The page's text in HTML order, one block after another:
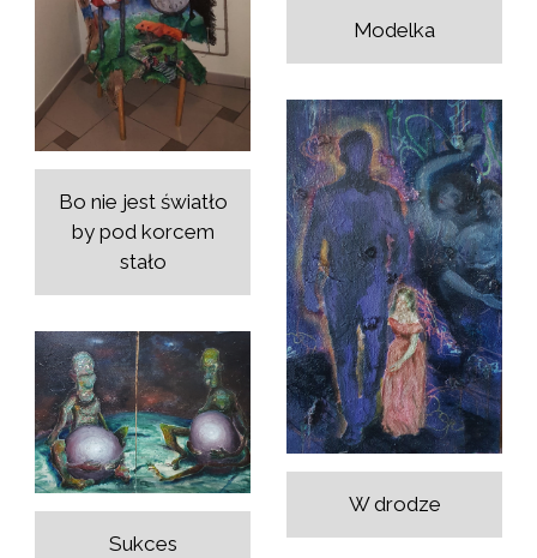
Modelka
Bo nie jest światło
by pod korcem
stało
W drodze
Sukces